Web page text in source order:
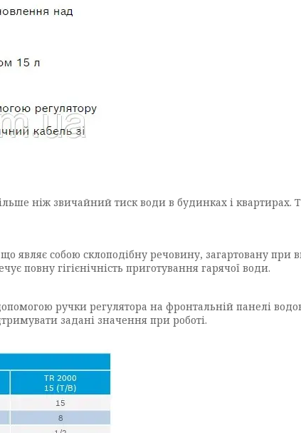
ніж звичайний тиск води в будинках і квартирах.
собою склоподібну речовину, загартовану при
повну гігієнічність приготування гарячої води.
ручки регулятора на фронтальній панелі
задані значення при роботі.